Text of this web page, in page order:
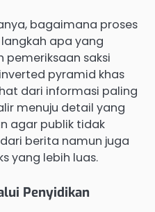
bagaimana proses
apa yang
saksi
pyramid khas
dari informasi paling
menuju detail yang
agar publik tidak
berita namun juga
yang lebih luas.
Penyidikan